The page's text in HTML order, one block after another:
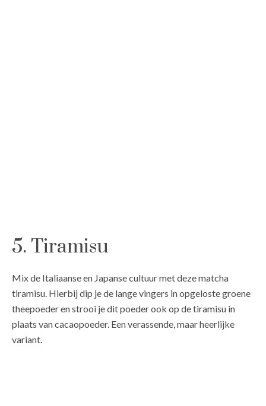
5. Tiramisu
Mix de Italiaanse en Japanse cultuur met deze matcha
tiramisu. Hierbij dip je de lange vingers in opgeloste groene
theepoeder en strooi je dit poeder ook op de tiramisu in
plaats van cacaopoeder. Een verassende, maar heerlijke
variant.